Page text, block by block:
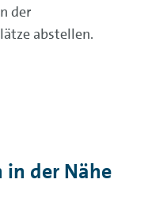
der
abstellen.
in der Nähe